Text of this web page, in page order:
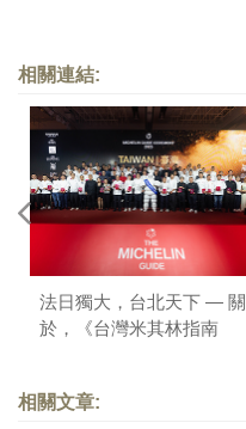
相關連結:
法日獨大，台北天下 — 關
於，《台灣米其林指南
相關文章: